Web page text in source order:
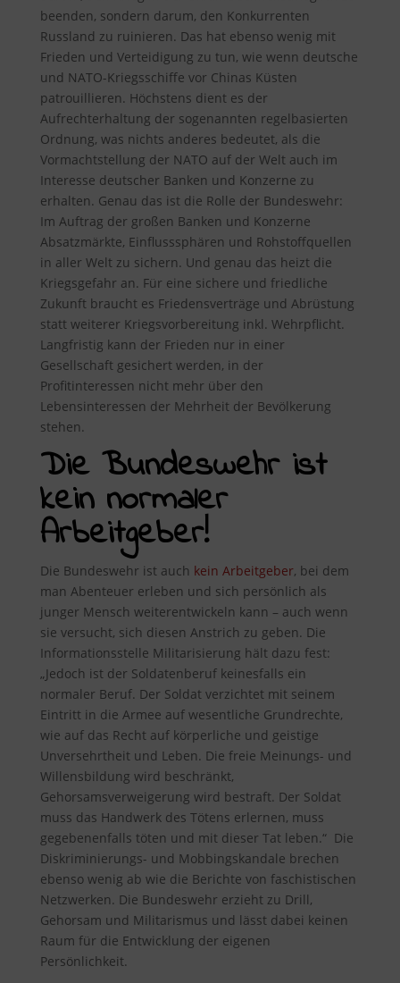
beenden, sondern darum, den Konkurrenten
Russland zu ruinieren. Das hat ebenso wenig mit
Frieden und Verteidigung zu tun, wie wenn deutsche
und NATO-Kriegsschiffe vor Chinas Küsten
patrouillieren. Höchstens dient es der
Aufrechterhaltung der sogenannten regelbasierten
Ordnung, was nichts anderes bedeutet, als die
Vormachtstellung der NATO auf der Welt auch im
Interesse deutscher Banken und Konzerne zu
erhalten. Genau das ist die Rolle der Bundeswehr:
Im Auftrag der großen Banken und Konzerne
Absatzmärkte, Einflusssphären und Rohstoffquellen
in aller Welt zu sichern. Und genau das heizt die
Kriegsgefahr an. Für eine sichere und friedliche
Zukunft braucht es Friedensverträge und Abrüstung
statt weiterer Kriegsvorbereitung inkl. Wehrpflicht.
Langfristig kann der Frieden nur in einer
Gesellschaft gesichert werden, in der
Profitinteressen nicht mehr über den
Lebensinteressen der Mehrheit der Bevölkerung
stehen.
Die Bundeswehr ist
kein normaler
Arbeitgeber!
Die Bundeswehr ist auch kein Arbeitgeber, bei dem
man Abenteuer erleben und sich persönlich als
junger Mensch weiterentwickeln kann – auch wenn
sie versucht, sich diesen Anstrich zu geben. Die
Informationsstelle Militarisierung hält dazu fest:
„Jedoch ist der Soldatenberuf keinesfalls ein
normaler Beruf. Der Soldat verzichtet mit seinem
Eintritt in die Armee auf wesentliche Grundrechte,
wie auf das Recht auf körperliche und geistige
Unversehrtheit und Leben. Die freie Meinungs- und
Willensbildung wird beschränkt,
Gehorsamsverweigerung wird bestraft. Der Soldat
muss das Handwerk des Tötens erlernen, muss
gegebenenfalls töten und mit dieser Tat leben.“ Die
Diskriminierungs- und Mobbingskandale brechen
ebenso wenig ab wie die Berichte von faschistischen
Netzwerken. Die Bundeswehr erzieht zu Drill,
Gehorsam und Militarismus und lässt dabei keinen
Raum für die Entwicklung der eigenen
Persönlichkeit.